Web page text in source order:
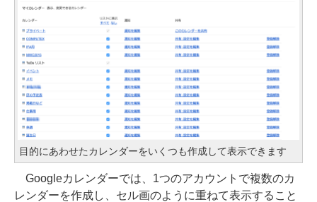
目的にあわせたカレンダーをいくつも作成して表示できます
Googleカレンダーでは、1つのアカウントで複数のカ
レンダーを作成し、セル画のように重ねて表示すること